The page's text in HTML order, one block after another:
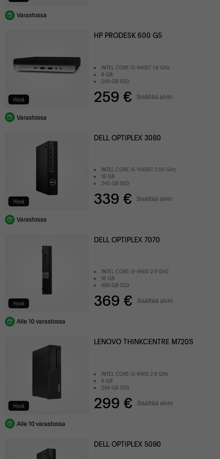
Varastossa
Hyvä
HP PRODESK 600 G5
INTEL CORE I5-9400T 1.8 GHz
8 GB
240 GB SSD
259 € Sisältää alvin
Varastossa
Hyvä
DELL OPTIPLEX 3080
INTEL CORE I5-10400T 2.00 GHz
16 GB
240 GB SSD
339 € Sisältää alvin
Varastossa
Hyvä
DELL OPTIPLEX 7070
INTEL CORE I5-9400 2.9 GHZ
16 GB
480 GB SSD
369 € Sisältää alvin
Alle 10 varastossa
Hyvä
LENOVO THINKCENTRE M720S
INTEL CORE I5-8400 2.8 GHz
8 GB
240 GB SSD
299 € Sisältää alvin
Alle 10 varastossa
DELL OPTIPLEX 5090